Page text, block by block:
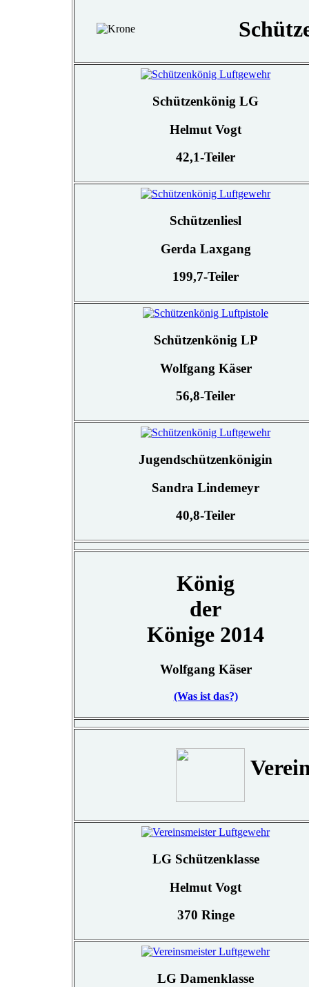
Schützenkönig LG
Helmut Vogt
42,1-Teiler
Schützenliesl
Gerda Laxgang
199,7-Teiler
Schützenkönig LP
Wolfgang Käser
56,8-Teiler
Jugendschützenkönigin
Sandra Lindemeyr
40,8-Teiler
König
der
Könige 2014
Wolfgang Käser
(Was ist das?)
LG Schützenklasse
Helmut Vogt
370 Ringe
LG Damenklasse